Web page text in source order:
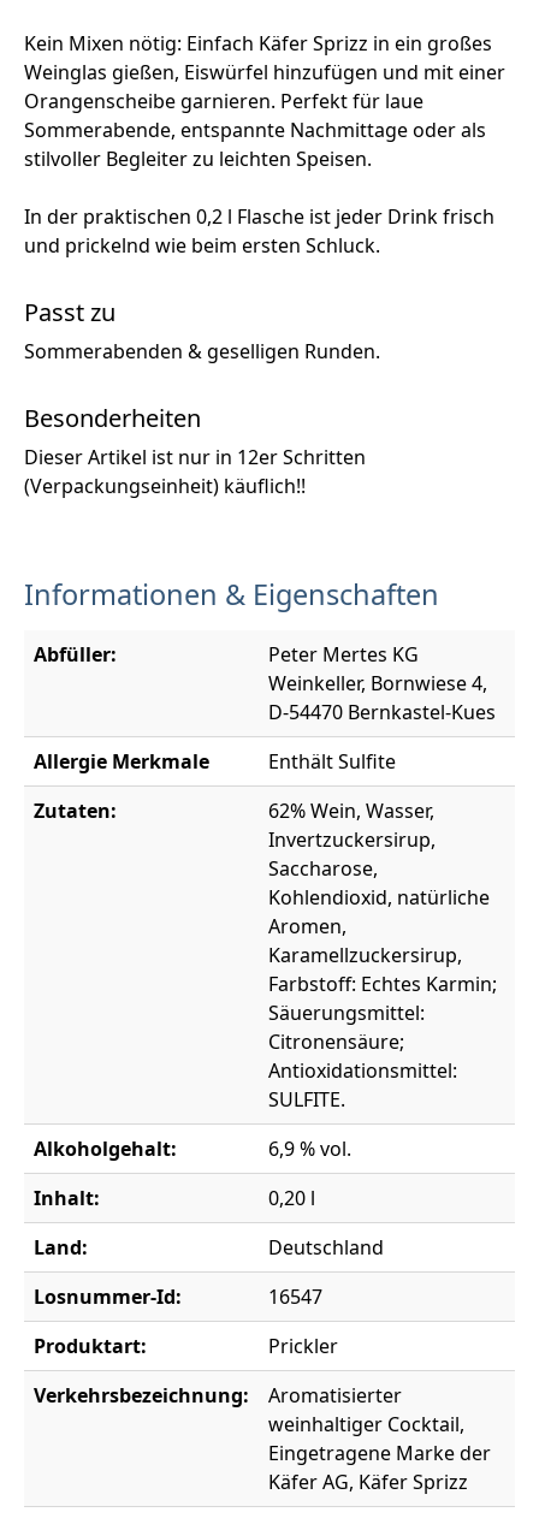
Kein Mixen nötig: Einfach Käfer Sprizz in ein großes
Weinglas gießen, Eiswürfel hinzufügen und mit einer
Orangenscheibe garnieren. Perfekt für laue
Sommerabende, entspannte Nachmittage oder als
stilvoller Begleiter zu leichten Speisen.
In der praktischen 0,2 l Flasche ist jeder Drink frisch
und prickelnd wie beim ersten Schluck.
Passt zu
Sommerabenden & geselligen Runden.
Besonderheiten
Dieser Artikel ist nur in 12er Schritten
(Verpackungseinheit) käuflich!!
Informationen & Eigenschaften
Abfüller:
Peter Mertes KG
Weinkeller, Bornwiese 4,
D-54470 Bernkastel-Kues
Allergie Merkmale
Enthält Sulfite
Zutaten:
62% Wein, Wasser,
Invertzuckersirup,
Saccharose,
Kohlendioxid, natürliche
Aromen,
Karamellzuckersirup,
Farbstoff: Echtes Karmin;
Säuerungsmittel:
Citronensäure;
Antioxidationsmittel:
SULFITE.
Alkoholgehalt:
6,9 % vol.
Inhalt:
0,20 l
Land:
Deutschland
Losnummer-Id:
16547
Produktart:
Prickler
Verkehrsbezeichnung:
Aromatisierter
weinhaltiger Cocktail,
Eingetragene Marke der
Käfer AG, Käfer Sprizz